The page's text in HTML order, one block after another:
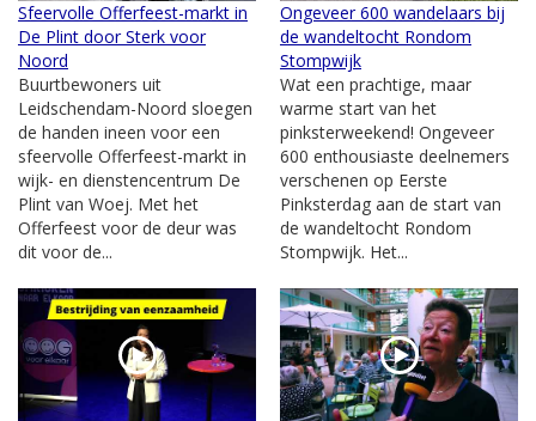
Sfeervolle Offerfeest-markt in
De Plint door Sterk voor
Noord
Buurtbewoners uit
Leidschendam-Noord sloegen
de handen ineen voor een
sfeervolle Offerfeest-markt in
wijk- en dienstencentrum De
Plint van Woej. Met het
Offerfeest voor de deur was
dit voor de...
Ongeveer 600 wandelaars bij
de wandeltocht Rondom
Stompwijk
Wat een prachtige, maar
warme start van het
pinksterweekend! Ongeveer
600 enthousiaste deelnemers
verschenen op Eerste
Pinksterdag aan de start van
de wandeltocht Rondom
Stompwijk. Het...